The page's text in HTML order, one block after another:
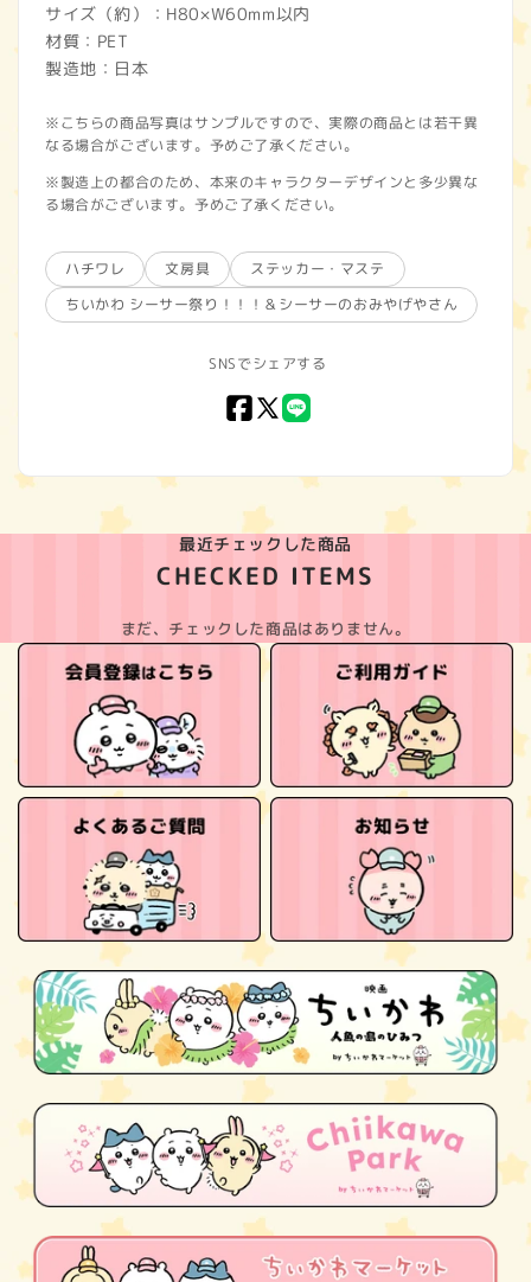
サイズ（約）：H80×W60mm以内
材質：PET
製造地：日本
※こちらの商品写真はサンプルですので、実際の商品とは若干異
なる場合がございます。予めご了承ください。
※製造上の都合のため、本来のキャラクターデザインと多少異な
る場合がございます。予めご了承ください。
ハチワレ 文房具
ステッカー・マステ
ちいかわ シーサー祭り！！！＆シーサーのおみやげやさん
SNSでシェアする
Facebook
X
最近チェックした商品
CHECKED ITEMS
まだ、チェックした商品はありません。